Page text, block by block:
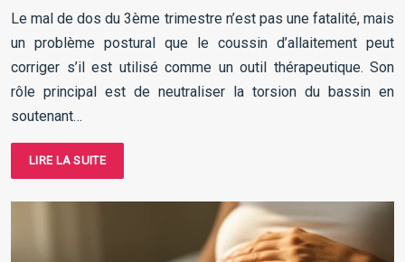
Le mal de dos du 3ème trimestre n’est pas une fatalité, mais
un problème postural que le coussin d’allaitement peut
corriger s’il est utilisé comme un outil thérapeutique. Son
rôle principal est de neutraliser la torsion du bassin en
soutenant…
LIRE LA SUITE